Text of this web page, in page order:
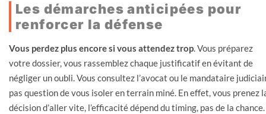
Les démarches anticipées pour
renforcer la défense
Vous perdez plus encore si vous attendez trop. Vous préparez
votre dossier, vous rassemblez chaque justificatif en évitant de
négliger un oubli. Vous consultez l’avocat ou le mandataire
pas question de vous isoler en terrain miné. En effet, vous prenez
décision d’aller vite, l’efficacité dépend du timing, pas de la chance.